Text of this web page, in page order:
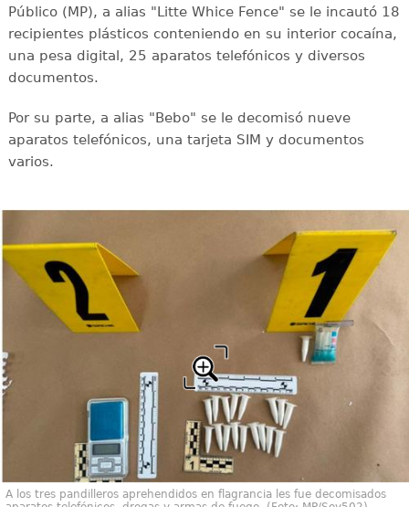
Público (MP), a alias "Litte Whice Fence" se le incautó 18
recipientes plásticos conteniendo en su interior cocaína,
una pesa digital, 25 aparatos telefónicos y diversos
documentos.
Por su parte, a alias "Bebo" se le decomisó nueve
aparatos telefónicos, una tarjeta SIM y documentos
varios.
A los tres pandilleros aprehendidos en flagrancia les fue decomisados